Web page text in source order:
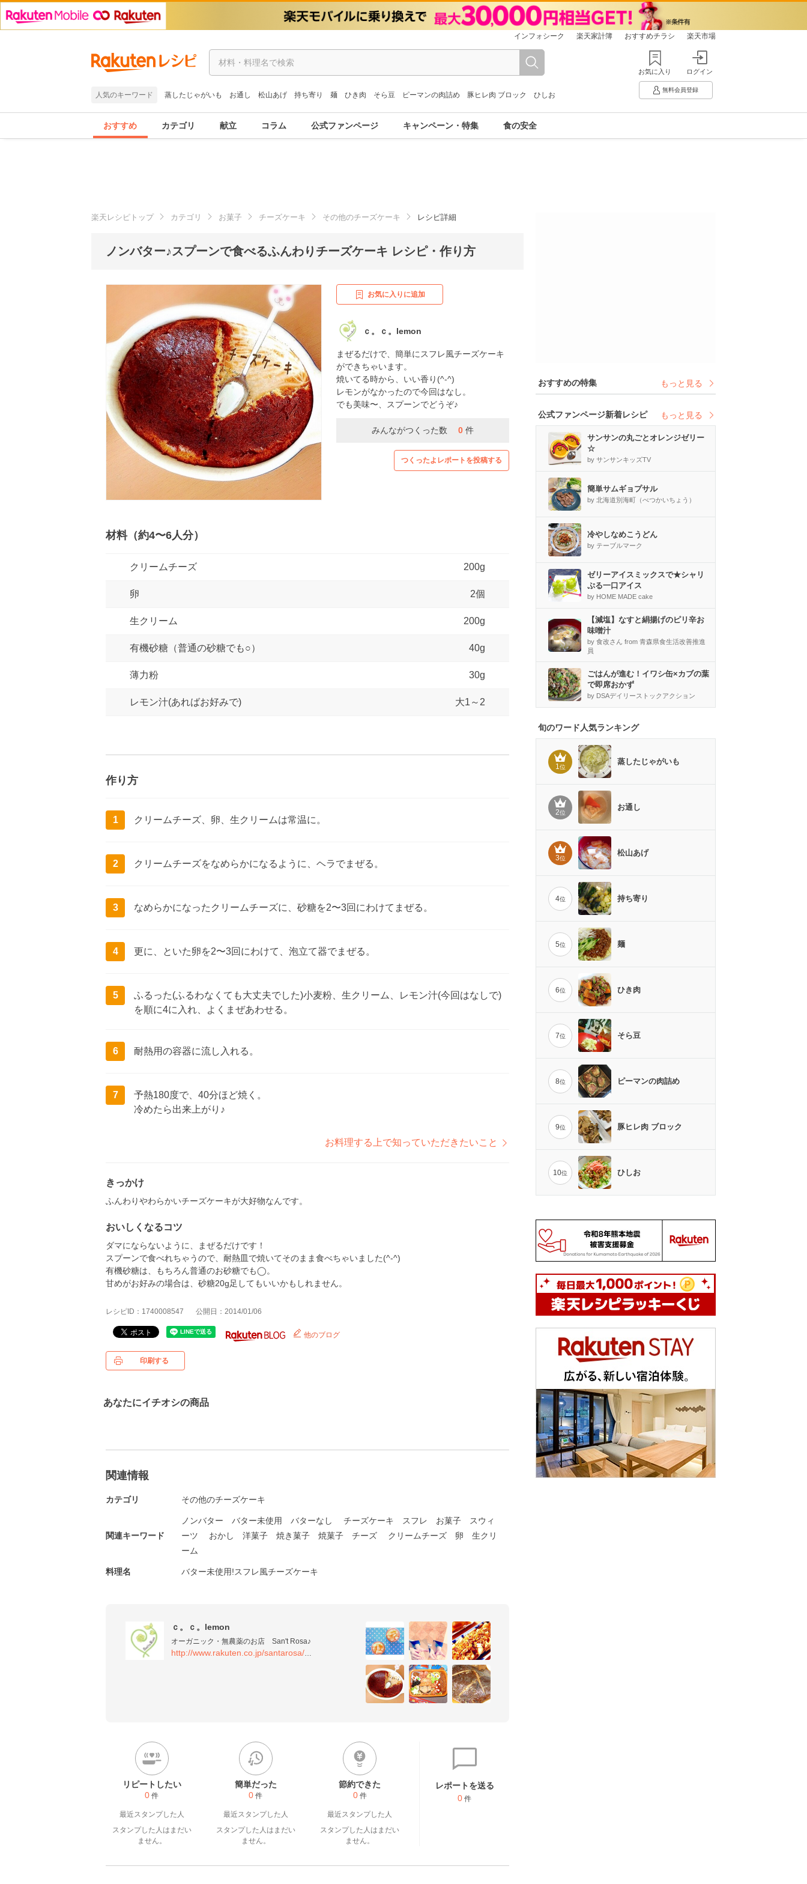
インフォシーク 楽天家計簿 おすすめチラシ 楽天市場
人気のキーワード 蒸したじゃがいも お通し 松山あげ 持ち寄り 麺 ひき肉 そら豆 ピーマンの肉詰め 豚ヒレ肉 ブロック ひしお
お気に入り ログイン
無料会員登録
おすすめ カテゴリ 献立 コラム 公式ファンページ キャンペーン・特集 食の安全
楽天レシピトップ カテゴリ お菓子 チーズケーキ その他のチーズケーキ レシピ詳細
ノンバター♪スプーンで食べるふんわりチーズケーキ レシピ・作り方
お気に入りに追加
ｃ。ｃ。lemon
まぜるだけで、簡単にスフレ風チーズケーキ
ができちゃいます。
焼いてる時から、いい香り(^-^)
レモンがなかったので今回はなし。
でも美味〜、スプーンでどうぞ♪
みんながつくった数 0 件
つくったよレポートを投稿する
材料（約4〜6人分）
クリームチーズ 200g
卵 2個
生クリーム 200g
有機砂糖（普通の砂糖でも○） 40g
薄力粉 30g
レモン汁(あればお好みで) 大1～2
作り方
1 クリームチーズ、卵、生クリームは常温に。
2 クリームチーズをなめらかになるように、ヘラでまぜる。
3 なめらかになったクリームチーズに、砂糖を2〜3回にわけてまぜる。
4 更に、といた卵を2〜3回にわけて、泡立て器でまぜる。
5
ふるった(ふるわなくても大丈夫でした)小麦粉、生クリーム、レモン汁(今回はなしで)
を順に4に入れ、よくまぜあわせる。
6 耐熱用の容器に流し入れる。
7
予熱180度で、40分ほど焼く。
冷めたら出来上がり♪
お料理する上で知っていただきたいこと
きっかけ
ふんわりやわらかいチーズケーキが大好物なんです。
おいしくなるコツ
ダマにならないように、まぜるだけです！
スプーンで食べれちゃうので、耐熱皿で焼いてそのまま食べちゃいました(^-^)
有機砂糖は、もちろん普通のお砂糖でも◯。
甘めがお好みの場合は、砂糖20g足してもいいかもしれません。
レシピID：1740008547 公開日：2014/01/06
他のブログ
印刷する
あなたにイチオシの商品
関連情報
カテゴリ その他のチーズケーキ
関連キーワード
ノンバター バター未使用 バターなし
チーズケーキ スフレ お菓子 スウィ
ーツ
おかし 洋菓子 焼き菓子 焼菓子 チーズ
クリームチーズ 卵 生クリ
ーム
料理名 バター未使用!スフレ風チーズケーキ
ｃ。ｃ。lemon
http://www.rakuten.co.jp/santarosa/
リピートしたい
0 件
最近スタンプした人
スタンプした人はまだい
ません。
簡単だった
0 件
最近スタンプした人
スタンプした人はまだい
ません。
節約できた
0 件
最近スタンプした人
スタンプした人はまだい
ません。
レポートを送る
0 件
おすすめの特集 もっと見る
公式ファンページ新着レシピ もっと見る
サンサンの丸ごとオレンジゼリー
☆
by サンサンキッズTV
簡単サムギョプサル
by 北海道別海町（べつかいちょう）
冷やしなめこうどん
by テーブルマーク
ゼリーアイスミックスで★シャリ
ぷる一口アイス
by HOME MADE cake
【減塩】なすと絹揚げのピリ辛お
味噌汁
by 食改さん from 青森県食生活改善推進
員
ごはんが進む！イワシ缶×カブの葉
で即席おかず
by DSAデイリーストックアクション
旬のワード人気ランキング
1位
蒸したじゃがいも
2位
お通し
3位
松山あげ
4位 持ち寄り
5位 麺
6位 ひき肉
7位 そら豆
8位 ピーマンの肉詰め
9位 豚ヒレ肉 ブロック
10位 ひしお